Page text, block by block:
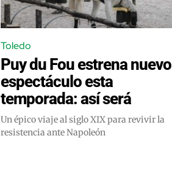
Toledo
Puy du Fou estrena nuevo
espectáculo esta
temporada: así será
Un épico viaje al siglo XIX para revivir la
resistencia ante Napoleón